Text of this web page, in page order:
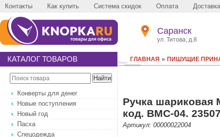
Контакты Как купить Система скидок Оплата Доставка
Саранск
ул. Титова, д.8
КАТАЛОГ ТОВАРОВ
Конверты для денег
Новые поступления
Новый год
Пасха
Спецодежда
ГЛАВНАЯ » ПИШУЩИЕ
Ручка шариковая
код. BMC-04.
Артикул: 00000022004